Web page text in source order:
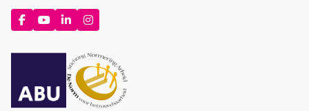
Ga
naar
Facebook
Ga
naar
YouTube
Ga
naar
LinkedIn
Ga
naar
Instagram